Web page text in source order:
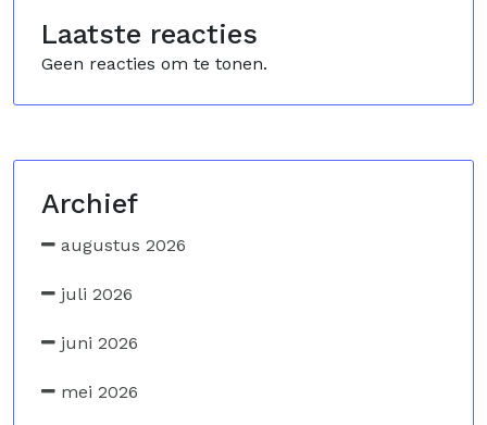
Laatste reacties
Geen reacties om te tonen.
Archief
augustus 2026
juli 2026
juni 2026
mei 2026